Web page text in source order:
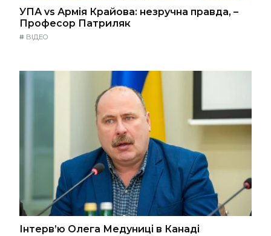
УПА vs Армія Крайова: незручна правда, –
Професор Патриляк
# ВІДЕО
Інтерв’ю Олега Медуниці в Канаді